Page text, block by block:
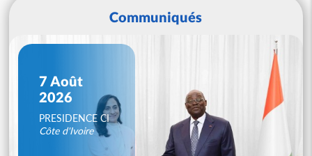
Communiqués
7 Août
2026
PRESIDENCE CI
Côte d'Ivoire